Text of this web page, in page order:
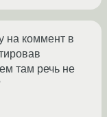
на коммент в
там речь не